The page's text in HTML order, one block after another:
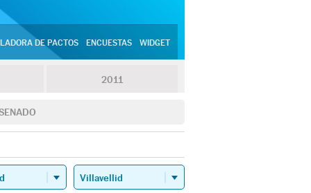
DE PACTOS ENCUESTAS WIDGET
2011